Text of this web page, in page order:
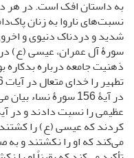
به داستان افک است. در هر
نسبت‌های ناروا به زنان
سورۀ آل عمران، عیسی (ع)
ذهنیت جامعه درباره
در آیۀ 156 سورۀ
عظیمی را نسبت دادند و در
کردند که عیسی (ع) را
می‌کند که او را نکشتند و به